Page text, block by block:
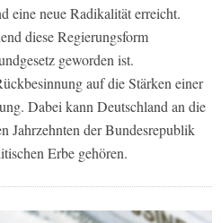
eine neue Radikalität erreicht.
diese Regierungsform
geworden ist.
auf die Stärken einer
Dabei kann Deutschland an die
Jahrzehnten der Bundesrepublik
Erbe gehören.